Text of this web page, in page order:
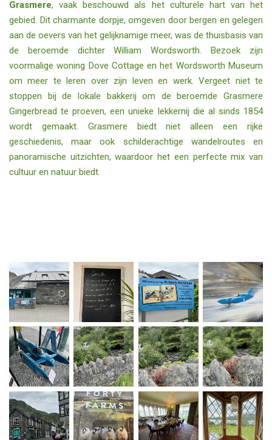
Grasmere, vaak beschouwd als het culturele hart van het
gebied. Dit charmante dorpje, omgeven door bergen en gelegen
aan de oevers van het gelijknamige meer, was de thuisbasis van
de beroemde dichter William Wordsworth. Bezoek zijn
voormalige woning Dove Cottage en het Wordsworth Museum
om meer te leren over zijn leven en werk. Vergeet niet te
stoppen bij de lokale bakkerij om de beroemde Grasmere
Gingerbread te proeven, een unieke lekkernij die al sinds 1854
wordt gemaakt. Grasmere biedt niet alleen een rijke
geschiedenis, maar ook schilderachtige wandelroutes en
panoramische uitzichten, waardoor het een perfecte mix van
cultuur en natuur biedt.